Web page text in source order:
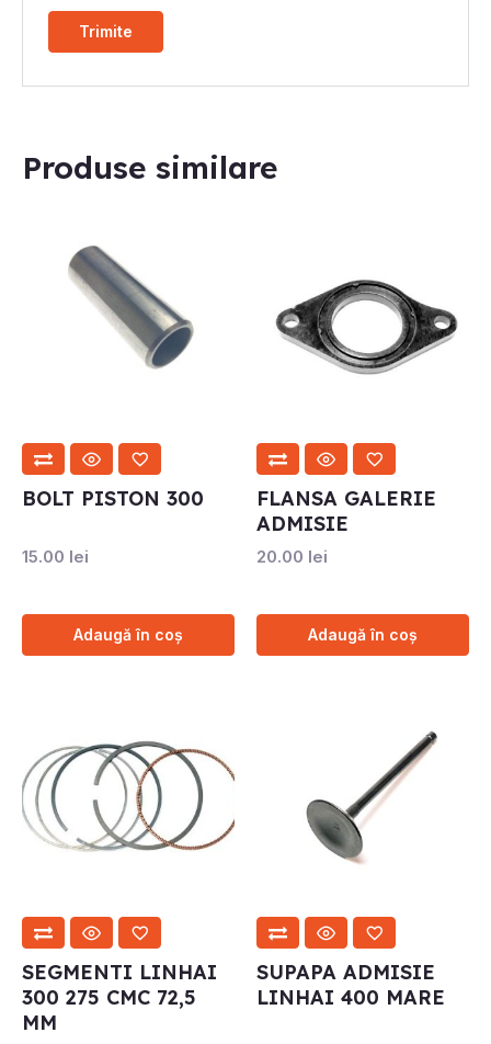
Produse similare
BOLT PISTON 300
15.00 lei
Adaugă în coș
FLANSA GALERIE
ADMISIE
20.00 lei
Adaugă în coș
SEGMENTI LINHAI
300 275 CMC 72,5
MM
SUPAPA ADMISIE
LINHAI 400 MARE